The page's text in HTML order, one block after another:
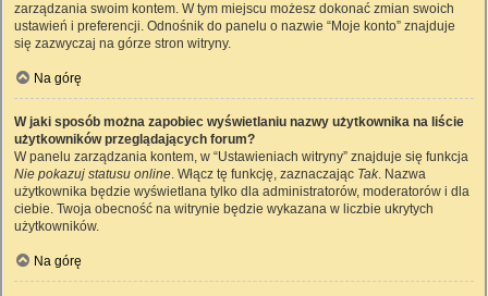
zarządzania swoim kontem. W tym miejscu możesz dokonać zmian swoich
ustawień i preferencji. Odnośnik do panelu o nazwie “Moje konto” znajduje
się zazwyczaj na górze stron witryny.
Na górę
W jaki sposób można zapobiec wyświetlaniu nazwy użytkownika na liście
użytkowników przeglądających forum?
W panelu zarządzania kontem, w “Ustawieniach witryny” znajduje się funkcja
Nie pokazuj statusu online. Włącz tę funkcję, zaznaczając Tak. Nazwa
użytkownika będzie wyświetlana tylko dla administratorów, moderatorów i dla
ciebie. Twoja obecność na witrynie będzie wykazana w liczbie ukrytych
użytkowników.
Na górę